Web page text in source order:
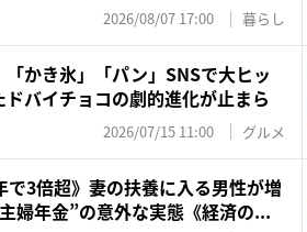
2026/08/07 17:00 暮らし
「かき氷」「パン」SNSで大ヒッ
ドバイチョコの劇的進化が止まら
2026/07/15 11:00 グルメ
で3倍超》妻の扶養に入る男性が増
婦年金”の意外な実態《経済の...